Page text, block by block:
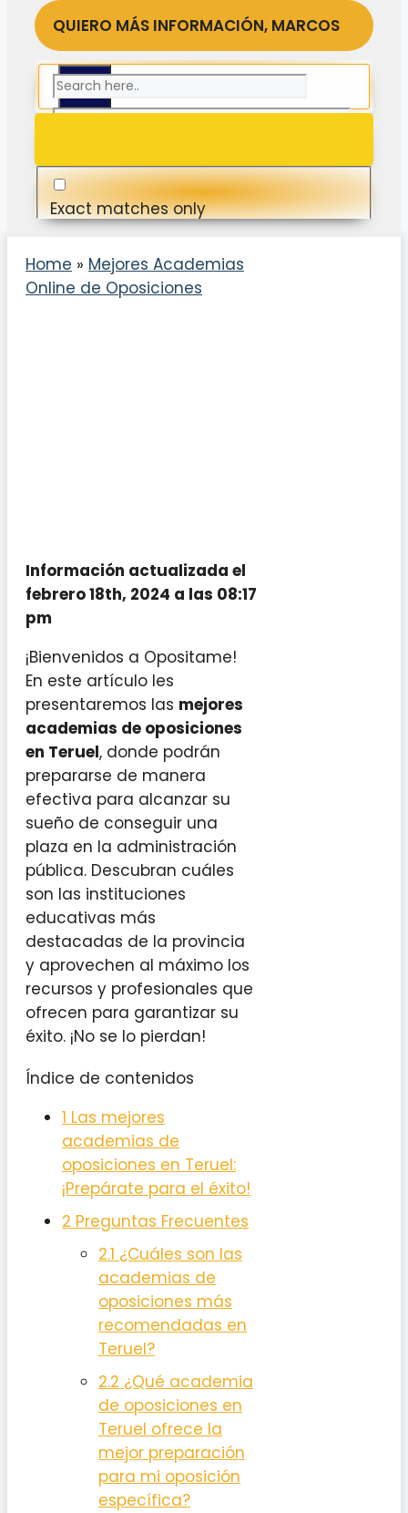
QUIERO MÁS INFORMACIÓN, MARCOS
Exact matches only
Search in title
Search in content
Home » Mejores Academias
Online de Oposiciones
Información actualizada el
febrero 18th, 2024 a las 08:17
pm
¡Bienvenidos a Opositame!
En este artículo les
presentaremos las mejores
academias de oposiciones
en Teruel, donde podrán
prepararse de manera
efectiva para alcanzar su
sueño de conseguir una
plaza en la administración
pública. Descubran cuáles
son las instituciones
educativas más
destacadas de la provincia
y aprovechen al máximo los
recursos y profesionales que
ofrecen para garantizar su
éxito. ¡No se lo pierdan!
Índice de contenidos
1 Las mejores
academias de
oposiciones en Teruel:
¡Prepárate para el éxito!
2 Preguntas Frecuentes
2.1 ¿Cuáles son las
academias de
oposiciones más
recomendadas en
Teruel?
2.2 ¿Qué academia
de oposiciones en
Teruel ofrece la
mejor preparación
para mi oposición
específica?